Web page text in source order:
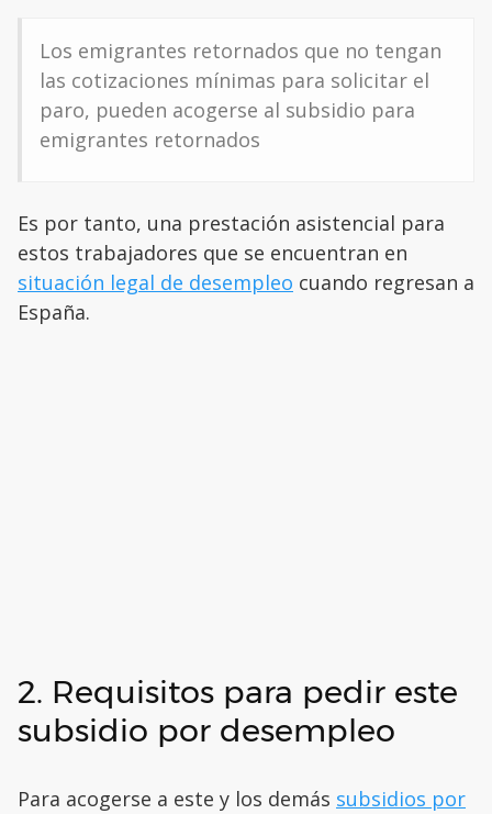
Los emigrantes retornados que no tengan
las cotizaciones mínimas para solicitar el
paro, pueden acogerse al subsidio para
emigrantes retornados
Es por tanto, una prestación asistencial para
estos trabajadores que se encuentran en
situación legal de desempleo cuando regresan a
España.
2. Requisitos para pedir este
subsidio por desempleo
Para acogerse a este y los demás subsidios por